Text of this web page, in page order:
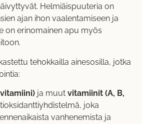
Helmiäispuuteria on
ajan ihon vaalentamiseen ja
on erinomainen apu myös
tehokkailla ainesosilla, jotka
ja muut vitamiinit (A, B,
joka
vanhenemista ja